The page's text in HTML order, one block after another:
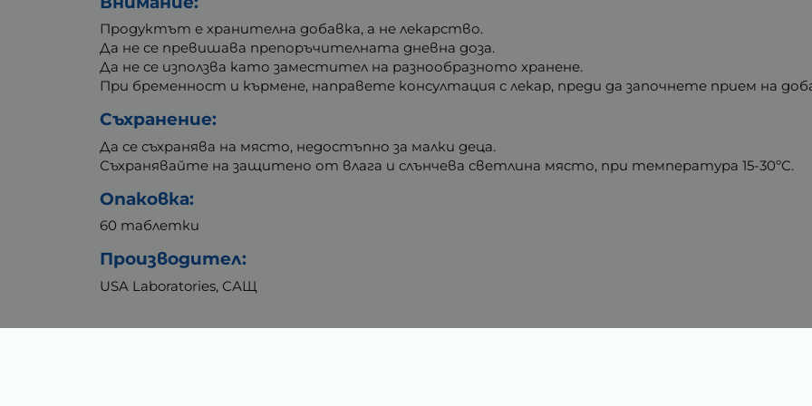
Продуктът е хранителна добавка, а не лекарство.
Да не се превишава препоръчителната дневна доза.
Да не се използва като заместител на разнообразното хранене.
При бременност и кърмене, направете консултация с лекар, преди да започнете прием на
Съхранение:
Да се съхранява на място, недостъпно за малки деца.
Съхранявайте на защитено от влага и слънчева светлина място, при температура 15-30ºС.
Опаковка:
60 таблетки
Производител:
USA Laboratories, САЩ